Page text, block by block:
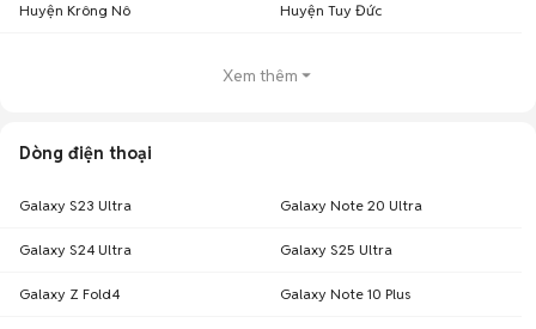
Huyện Krông Nô Huyện Tuy Đức
Xem thêm
Dòng điện thoại
Galaxy S23 Ultra Galaxy Note 20 Ultra
Galaxy S24 Ultra Galaxy S25 Ultra
Galaxy Z Fold4 Galaxy Note 10 Plus